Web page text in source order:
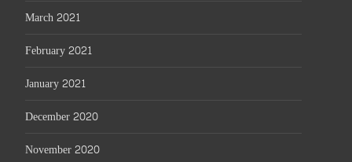
March 2021
February 2021
January 2021
December 2020
November 2020